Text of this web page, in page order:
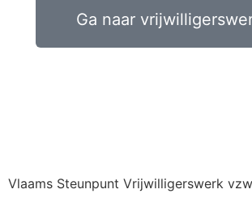
Ga naar
Vlaams Steunpunt Vrijwilligerswerk vzw